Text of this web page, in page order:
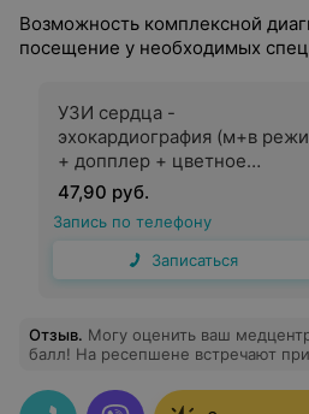
Возможность комплексной
посещение у необходимых
УЗИ сердца -
эхокардиография (м+в
+ допплер + цветное
картирование), с 14 лет
47,90 руб.
Запись по телефону
Записаться
Отзыв. Могу оценить ваш
балл! На ресепшене встречают
замечательный врач, Потоцкая